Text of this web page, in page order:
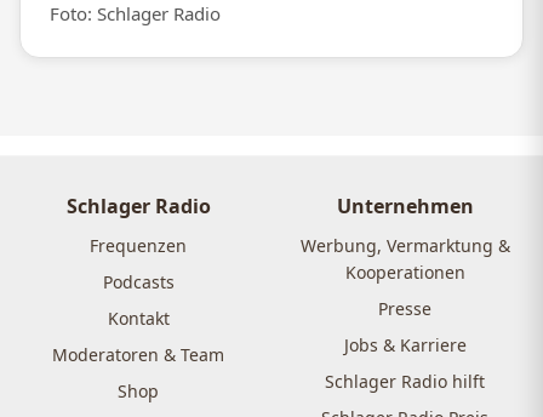
Foto: Schlager Radio
Schlager Radio
Frequenzen
Podcasts
Kontakt
Moderatoren & Team
Shop
Unternehmen
Werbung, Vermarktung &
Kooperationen
Presse
Jobs & Karriere
Schlager Radio hilft